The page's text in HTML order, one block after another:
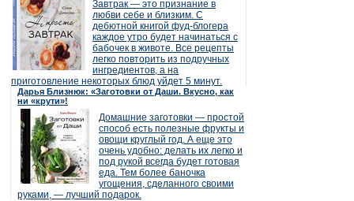
Завтрак — это признание в
любви себе и близким. С
дебютной книгой фуд-блогера
каждое утро будет начинаться с
бабочек в животе. Все рецепты
легко повторить из подручных
ингредиентов, а на
приготовление некоторых блюд уйдет 5 минут.
Дарья Близнюк: «Заготовки от Даши. Вкусно, как
ни «крути»!
Домашние заготовки — простой
способ есть полезные фрукты и
овощи круглый год. А еще это
очень удобно: делать их легко и
под рукой всегда будет готовая
еда. Тем более баночка
угощения, сделанного своими
руками, — лучший подарок.